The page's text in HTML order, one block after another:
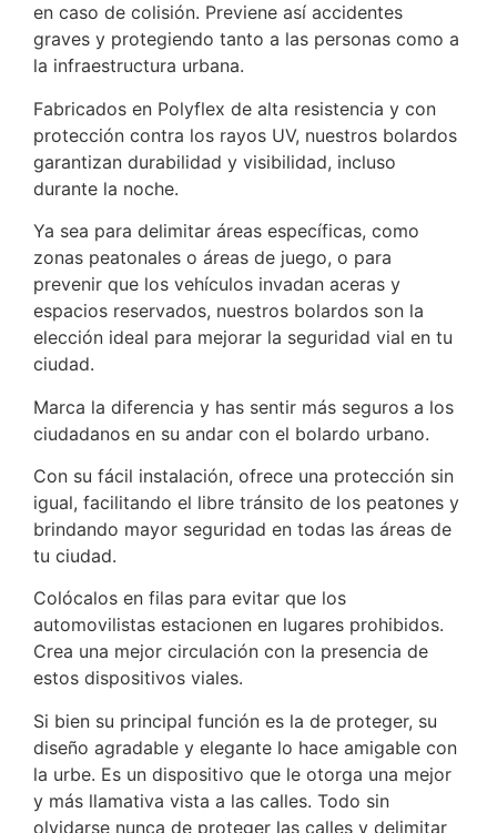
en caso de colisión. Previene así accidentes
graves y protegiendo tanto a las personas como a
la infraestructura urbana.
Fabricados en Polyflex de alta resistencia y con
protección contra los rayos UV, nuestros bolardos
garantizan durabilidad y visibilidad, incluso
durante la noche.
Ya sea para delimitar áreas específicas, como
zonas peatonales o áreas de juego, o para
prevenir que los vehículos invadan aceras y
espacios reservados, nuestros bolardos son la
elección ideal para mejorar la seguridad vial en tu
ciudad.
Marca la diferencia y has sentir más seguros a los
ciudadanos en su andar con el bolardo urbano.
Con su fácil instalación, ofrece una protección sin
igual, facilitando el libre tránsito de los peatones y
brindando mayor seguridad en todas las áreas de
tu ciudad.
Colócalos en filas para evitar que los
automovilistas estacionen en lugares prohibidos.
Crea una mejor circulación con la presencia de
estos dispositivos viales.
Si bien su principal función es la de proteger, su
diseño agradable y elegante lo hace amigable con
la urbe. Es un dispositivo que le otorga una mejor
y más llamativa vista a las calles. Todo sin
olvidarse nunca de proteger las calles y delimitar